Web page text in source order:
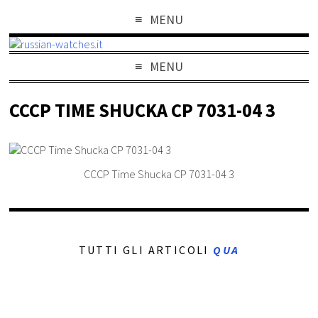
MENU
MENU
CCCP TIME SHUCKA CP 7031-04 3
CCCP Time Shucka CP 7031-04 3
TUTTI GLI ARTICOLI QUA